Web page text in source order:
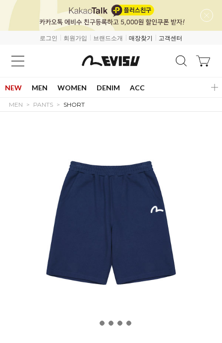
로그인 회원가입 브랜드소개 매장찾기 고객센터
NEW MEN WOMEN DENIM ACC
MEN PANTS SHORT